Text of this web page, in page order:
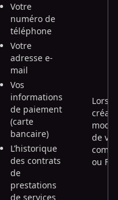
Votre
numéro de
téléphone
Votre
adresse e-
mail
Vos
informations
de paiement
(carte
bancaire)
L’historique
des contrats
de
prestations
de services
Lors
de
ou